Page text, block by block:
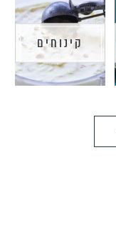
קינוחים